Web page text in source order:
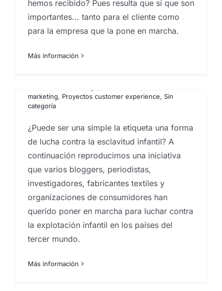
hemos recibido? Pues resulta que sí que son
importantes... tanto para el cliente como
para la empresa que la pone en marcha.
Más información
La etiqueta como ejemplo
de lucha contra la
marketing, Proyectos customer experience, Sin
categoría
¿Puede ser una simple la etiqueta una forma
de lucha contra la esclavitud infantil? A
continuación reproducimos una iniciativa
que varios bloggers, periodistas,
investigadores, fabricantes textiles y
organizaciones de consumidores han
querido poner en marcha para luchar contra
la explotación infantil en los países del
tercer mundo.
Más información
consumidor y tecnología.
Lo costoso que es vivir de
espaldas a Internet
Por Eureka Marketing | agosto 14, 2015 | Agencia de
marketing en las Islas Canarias,comportamiento del
Customer experience
reputación corporativa,Guest experience
Canarias,Marketeros,Proyectos customer
Me hago eco aquí de un artículo de El
Confidencial sobre las "Clavadas del
Verano", es decir, el aumento de precios
España en el ámbito de la hostelería.Unos